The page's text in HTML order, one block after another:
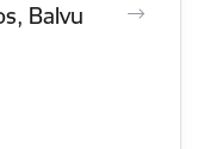
Balvu